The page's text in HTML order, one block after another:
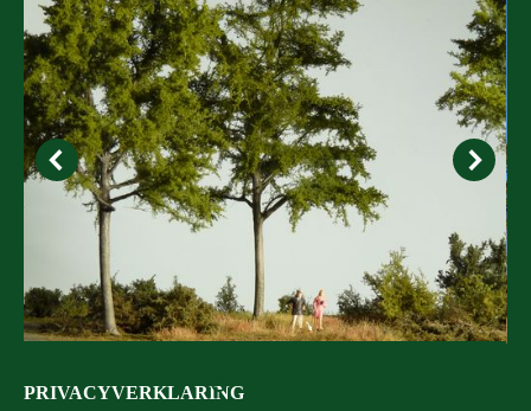
PRIVACYVERKLARING